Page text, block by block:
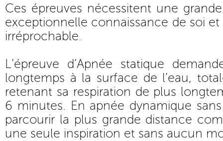
Ces épreuves nécessitent une
exceptionnelle connaissance de soi
irréprochable.
L’épreuve d’Apnée statique
longtemps à la surface de l’eau,
retenant sa respiration de plus
6 minutes. En apnée dynamique
parcourir la plus grande distance
une seule inspiration et sans aucun